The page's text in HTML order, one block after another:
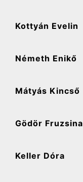
Kottyán Evelin
Németh Enikő
Mátyás Kincső
Gödör Fruzsina
Keller Dóra